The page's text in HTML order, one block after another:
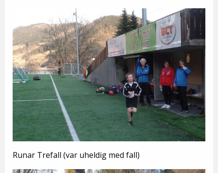
Runar Trefall (var uheldig med fall)